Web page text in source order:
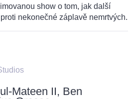
show o tom, jak další
nekonečné záplavě nemrtvých.
Mateen II, Ben